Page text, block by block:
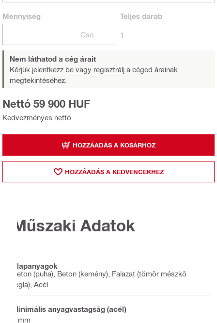
Mennyiség Teljesdarab
1
Nem láthatod a cég árait
Kérjük jelentkezz be vagy regisztrálj a céged árainak
megtekintéséhez.
Kedvezményes nettó
Nettó 59 900 HUF
HOZZÁADÁS A KOSÁRHOZ
HOZZÁADÁS A KEDVENCEKHEZ
Műszaki Adatok
Alapanyagok
Beton (puha), Beton (kemény), Falazat (tömör mészkő
tégla), Acél
Minimális anyagvastagság (acél)
5 mm